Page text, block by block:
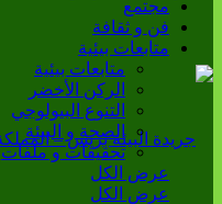
مجتمع
فن و ثقافة
متابعات بيئية
متابعات بيئية
الركن الأخضر
التنوع البيولوجي
الصحة و البيئة
تحقيقات و ملفات
عرض الكل
عرض الكل